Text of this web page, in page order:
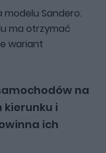
Sandero.
ma otrzymać
wariant
na
kierunku i
ich